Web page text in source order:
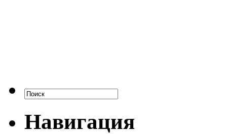
Навигация